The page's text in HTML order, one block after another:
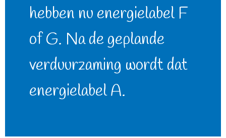
hebben nu energielabel F
of G. Na de geplande
verduurzaming wordt dat
energielabel A.